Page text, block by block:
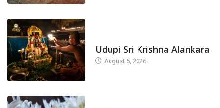
Udupi Sri Krishna Alankara
August 5, 2026